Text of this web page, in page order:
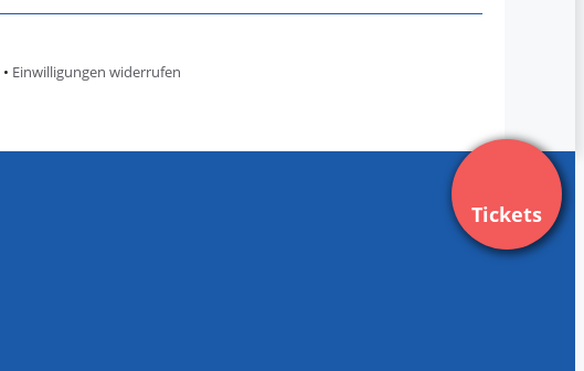
Tickets
• Einwilligungen widerrufen